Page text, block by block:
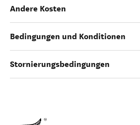
Andere Kosten
Bedingungen und Konditionen
Stornierungsbedingungen